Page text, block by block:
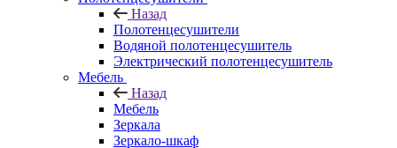
Назад
Полотенцесушители
Водяной полотенцесушитель
Электрический полотенцесушитель
Мебель
Назад
Мебель
Зеркала
Зеркало-шкаф